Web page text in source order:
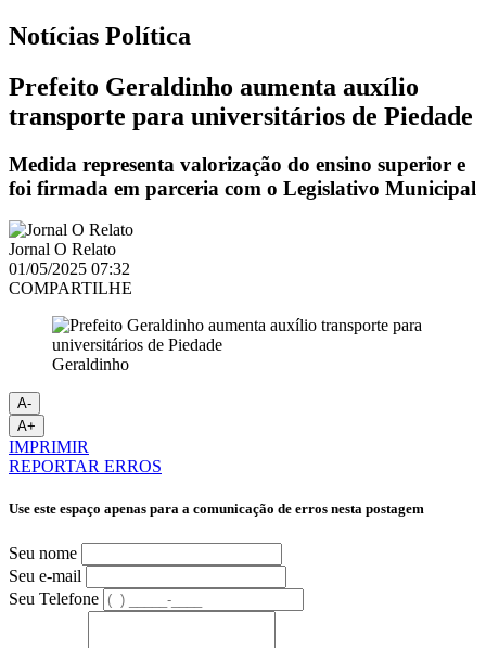
Notícias Política
Prefeito Geraldinho aumenta auxílio
transporte para universitários de Piedade
Medida representa valorização do ensino superior e
foi firmada em parceria com o Legislativo Municipal
Jornal O Relato
01/05/2025 07:32
COMPARTILHE
Geraldinho
A-
A+
IMPRIMIR
REPORTAR ERROS
Use este espaço apenas para a comunicação de erros nesta postagem
Seu nome
Seu e-mail
Seu Telefone